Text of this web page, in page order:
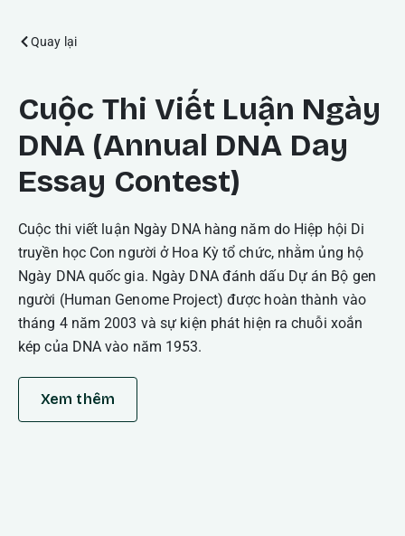
Quay lại
Cuộc Thi Viết Luận Ngày
DNA (Annual DNA Day
Essay Contest)
Cuộc thi viết luận Ngày DNA hàng năm do Hiệp hội Di
truyền học Con người ở Hoa Kỳ tổ chức, nhằm ủng hộ
Ngày DNA quốc gia. Ngày DNA đánh dấu Dự án Bộ gen
người (Human Genome Project) được hoàn thành vào
tháng 4 năm 2003 và sự kiện phát hiện ra chuỗi xoắn
kép của DNA vào năm 1953.
Xem thêm